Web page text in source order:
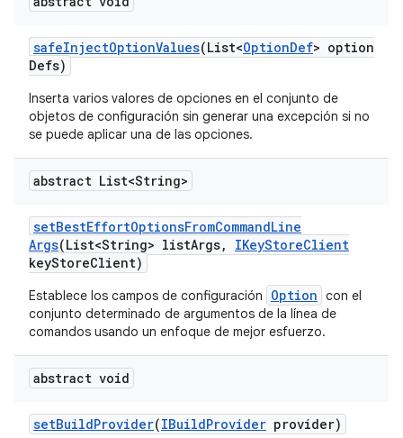
safeInjectOptionValues(List<OptionDef> option
Defs)
Inserta varios valores de opciones en el conjunto de
objetos de configuración sin generar una excepción si no
se puede aplicar una de las opciones.
abstract List<String>
setBestEffortOptionsFromCommandLine
Args(List<String> listArgs, IKeyStoreClient
keyStoreClient)
Establece los campos de configuración Option con el
conjunto determinado de argumentos de la línea de
comandos usando un enfoque de mejor esfuerzo.
abstract void
setBuildProvider(IBuildProvider provider)